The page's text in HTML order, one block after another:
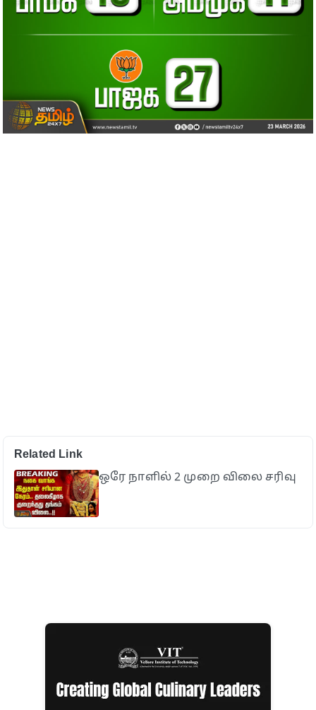
Related Link
ஒரே நாளில் 2 முறை விலை சரிவு